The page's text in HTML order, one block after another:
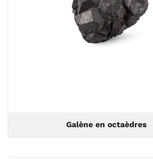
Galène en octaèdres